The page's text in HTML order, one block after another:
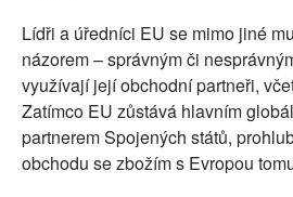
Lídři a úředníci EU se mimo jiné
názorem – správným či
využívají její obchodní partneři,
Zatímco EU zůstává hlavním
partnerem Spojených států,
obchodu se zbožím s Evropou